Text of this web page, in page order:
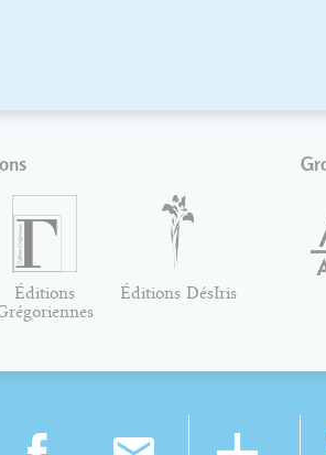
Éditions
Éditions DésIris